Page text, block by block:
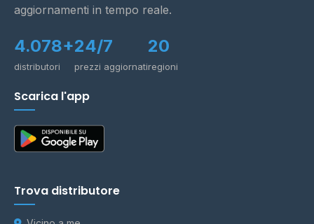
aggiornamenti in tempo reale.
4.078+
distributori
24/7
prezzi aggiornati
20
regioni
Scarica l'app
Trova distributore